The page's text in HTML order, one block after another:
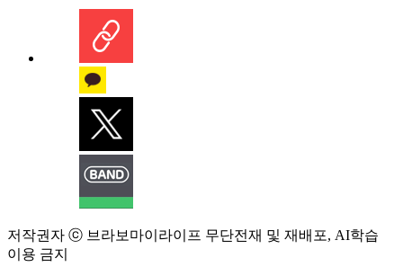
저작권자 ⓒ 브라보마이라이프 무단전재 및 재배포, AI학습
이용 금지